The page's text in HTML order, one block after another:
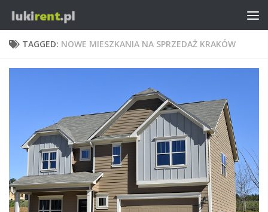
TAGGED: NOWE MIESZKANIA NA SPRZEDAŻ KRAKÓW